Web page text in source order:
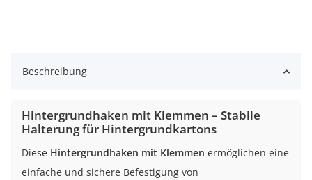
Beschreibung
Hintergrundhaken mit Klemmen – Stabile
Halterung für Hintergrundkartons
Diese Hintergrundhaken mit Klemmen ermöglichen eine
einfache und sichere Befestigung von